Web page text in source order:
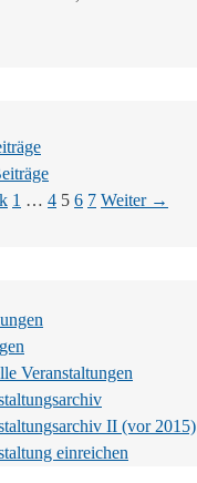
Seite
1 … Seite
4 Seite
5 Seite
6 Seite
7 Weiter →
Veranstaltungen
II (vor 2015)
einreichen